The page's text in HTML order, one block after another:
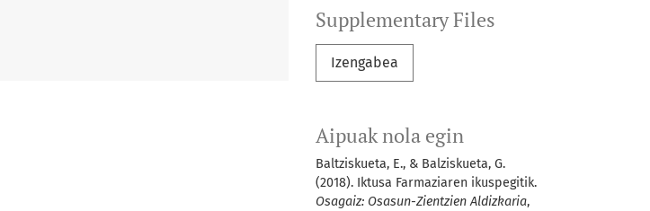
Supplementary Files
Izengabea
Aipuak nola egin
Baltziskueta, E., & Balziskueta, G.
(2018). Iktusa Farmaziaren ikuspegitik.
Osagaiz: Osasun-Zientzien Aldizkaria,